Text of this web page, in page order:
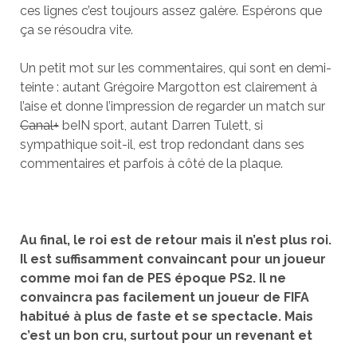
ces lignes c’est toujours assez galère. Espérons que
ça se résoudra vite.
Un petit mot sur les commentaires, qui sont en demi-
teinte : autant Grégoire Margotton est clairement à
l’aise et donne l’impression de regarder un match sur
Canal+beIN sport, autant Darren Tulett, si
sympathique soit-il, est trop redondant dans ses
commentaires et parfois à côté de la plaque.
Au final, le roi est de retour mais il n’est plus roi.
Il est suffisamment convaincant pour un joueur
comme moi fan de PES époque PS2. Il ne
convaincra pas facilement un joueur de FIFA
habitué à plus de faste et se spectacle. Mais
c’est un bon cru, surtout pour un revenant et